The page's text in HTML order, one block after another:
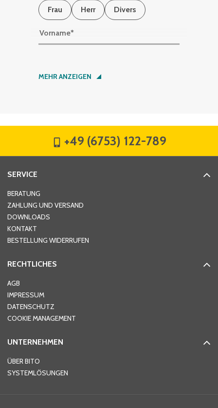
Frau
Herr Divers
Vorname*
Nachname*
Hausnummer
Ort*
Telefon
MEHR ANZEIGEN
+49 (6753) 122-789
SERVICE
BERATUNG
ZAHLUNG UND VERSAND
DOWNLOADS
KONTAKT
BESTELLUNG WIDERRUFEN
RECHTLICHES
AGB
IMPRESSUM
DATENSCHUTZ
COOKIE MANAGEMENT
UNTERNEHMEN
ÜBER BITO
SYSTEMLÖSUNGEN